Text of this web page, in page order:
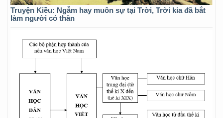
Truyện Kiều: Ngẫm hay muôn sự tại Trời, Trời kia đã bắt
làm người có thân